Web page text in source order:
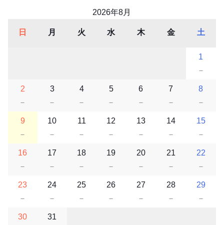
2026年8月
日 月 火 水 木 金 土
1
－
2
－
3
－
4
－
5
－
6
－
7
－
8
－
9
－
10
－
11
－
12
－
13
－
14
－
15
－
16
－
17
－
18
－
19
－
20
－
21
－
22
－
23
－
24
－
25
－
26
－
27
－
28
－
29
－
30
31